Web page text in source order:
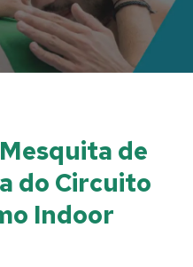
de
do Circuito
Indoor